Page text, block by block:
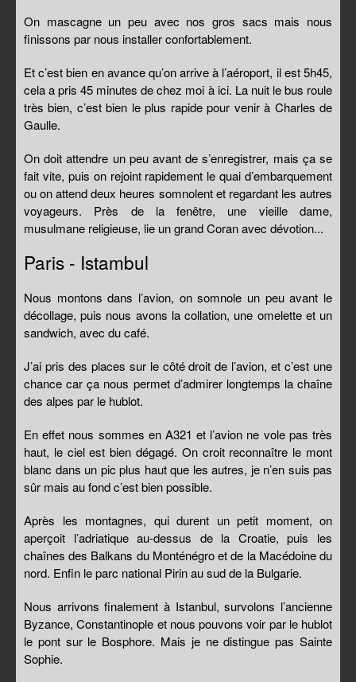
On mascagne un peu avec nos gros sacs mais nous
finissons par nous installer confortablement.
Et c’est bien en avance qu’on arrive à l’aéroport, il est 5h45,
cela a pris 45 minutes de chez moi à ici. La nuit le bus roule
très bien, c’est bien le plus rapide pour venir à Charles de
Gaulle.
On doit attendre un peu avant de s’enregistrer, mais ça se
fait vite, puis on rejoint rapidement le quai d’embarquement
ou on attend deux heures somnolent et regardant les autres
voyageurs. Près de la fenêtre, une vieille dame,
musulmane religieuse, lie un grand Coran avec dévotion...
Paris - Istambul
Nous montons dans l’avion, on somnole un peu avant le
décollage, puis nous avons la collation, une omelette et un
sandwich, avec du café.
J’ai pris des places sur le côté droit de l’avion, et c’est une
chance car ça nous permet d’admirer longtemps la chaîne
des alpes par le hublot.
En effet nous sommes en A321 et l’avion ne vole pas très
haut, le ciel est bien dégagé. On croit reconnaître le mont
blanc dans un pic plus haut que les autres, je n’en suis pas
sûr mais au fond c’est bien possible.
Après les montagnes, qui durent un petit moment, on
aperçoit l’adriatique au-dessus de la Croatie, puis les
chaînes des Balkans du Monténégro et de la Macédoine du
nord. Enfin le parc national Pirin au sud de la Bulgarie.
Nous arrivons finalement à Istanbul, survolons l’ancienne
Byzance, Constantinople et nous pouvons voir par le hublot
le pont sur le Bosphore. Mais je ne distingue pas Sainte
Sophie.